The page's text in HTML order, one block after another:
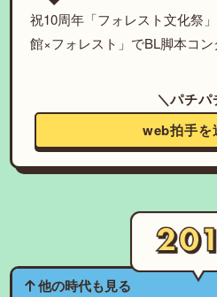
祝10周年「フォレスト文化祭
館×フォレスト」でBL脚本コン
＼パチパ
web拍手を
他の時代も見る